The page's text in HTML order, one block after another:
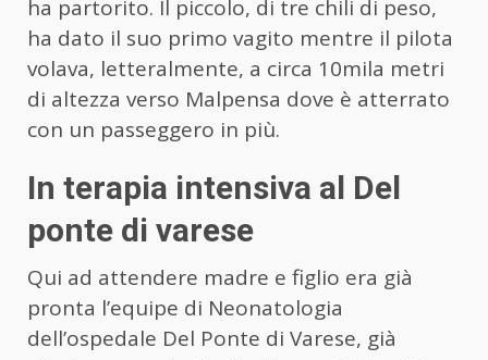
ha partorito. Il piccolo, di tre chili di peso,
ha dato il suo primo vagito mentre il pilota
volava, letteralmente, a circa 10mila metri
di altezza verso Malpensa dove è atterrato
con un passeggero in più.
In terapia intensiva al Del
ponte di varese
Qui ad attendere madre e figlio era già
pronta l’equipe di Neonatologia
dell’ospedale Del Ponte di Varese, già